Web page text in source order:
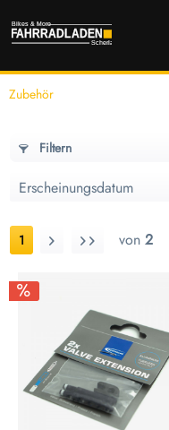
Zubehör
Filtern
1 von 2